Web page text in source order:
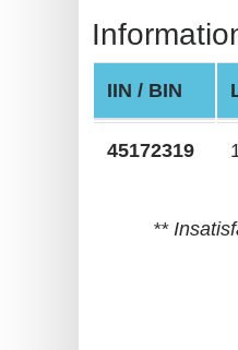
API
BIN
BIN
IIN / BIN
45172319
**